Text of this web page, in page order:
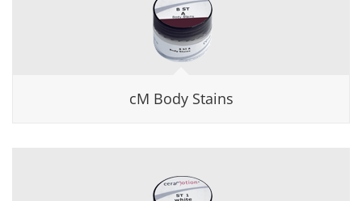
cM Body Stains